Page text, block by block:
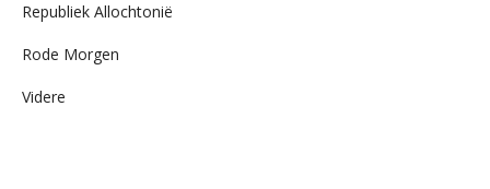
Republiek Allochtonië
Rode Morgen
Videre